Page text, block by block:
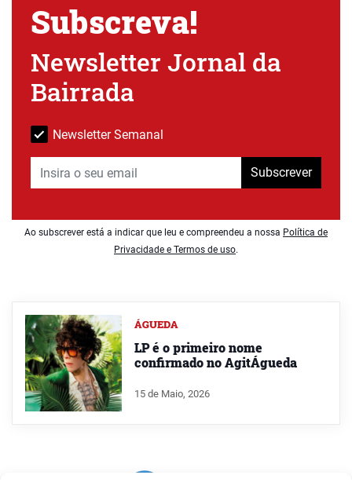
Subscreva!
Newsletter Jornal da
Bairrada
Newsletter Semanal
Subscrever
Ao subscrever está a indicar que leu e compreendeu a nossa Política de
Privacidade e Termos de uso.
ÁGUEDA
LP é o primeiro nome
confirmado no AgitÁgueda
15 de Maio, 2026